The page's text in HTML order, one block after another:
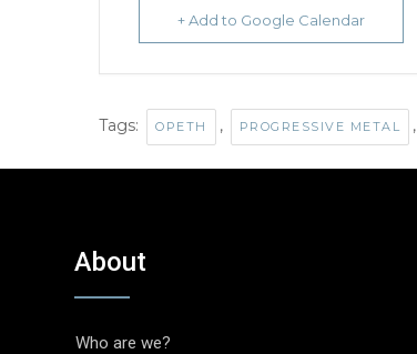
+ Add to Google Calendar
Tags: OPETH , PROGRESSIVE METAL ,
About
Who are we?